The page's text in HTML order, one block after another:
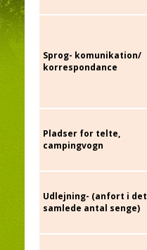
Sprog- komunikation/
korrespondance
Pladser for telte,
campingvogn
Udlejning- (anfort i det
samlede antal senge)